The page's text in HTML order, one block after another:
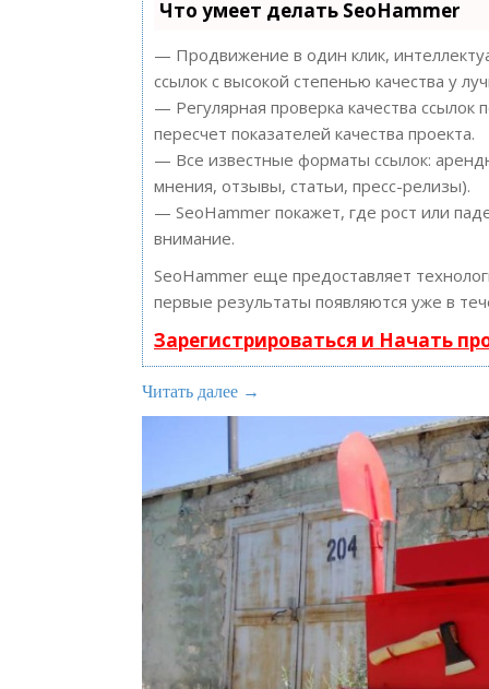
Что умеет делать SeoHammer
— Продвижение в один клик,
ссылок с высокой степенью качества у
— Регулярная проверка качества
пересчет показателей качества проекта.
— Все известные форматы ссылок:
мнения, отзывы, статьи, пресс-релизы).
— SeoHammer покажет, где рост или
внимание.
SeoHammer еще предоставляет
первые результаты появляются уже в
Зарегистрироваться и Начать
Читать далее →